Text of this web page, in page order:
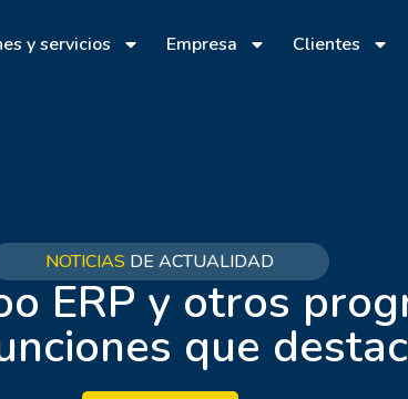
y servicios Empresa Clientes
NOTICIAS DE ACTUALIDAD
ERP y otros
que